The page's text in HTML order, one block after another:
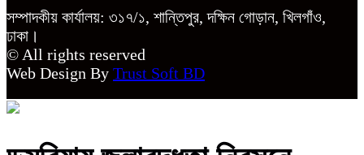
সম্পাদকীয় কার্যালয়: ৩১৭/১, শান্তিপুর, দক্ষিন গোড়ান, খিলগাঁও,
ঢাকা।
© All rights reserved
Web Design By Trust Soft BD